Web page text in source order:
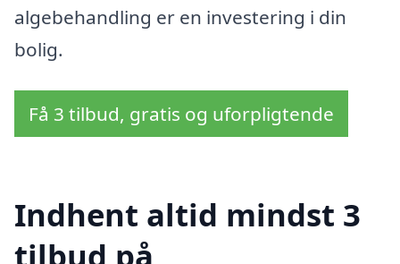
algebehandling er en investering i din
bolig.
Få 3 tilbud, gratis og uforpligtende
Indhent altid mindst 3